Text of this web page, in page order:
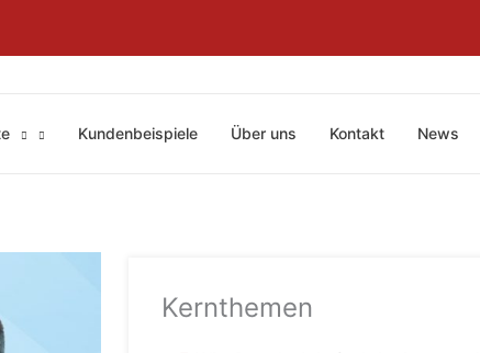
Kundenbeispiele Über uns Kontakt News
Kernthemen